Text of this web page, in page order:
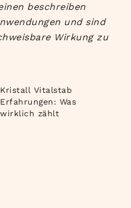
beschreiben
und sind
Wirkung zu
Kristall Vitalstab
Erfahrungen: Was
wirklich zählt